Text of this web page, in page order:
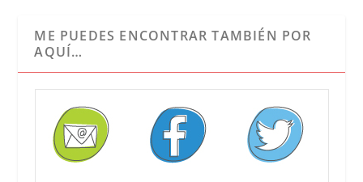
ME PUEDES ENCONTRAR TAMBIÉN POR
AQUÍ…